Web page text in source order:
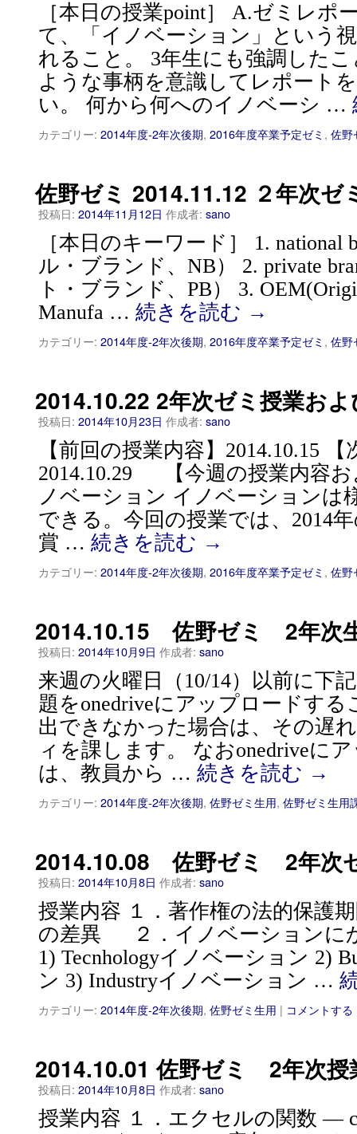
［本日の授業point］ A.ゼミレポ
て、「イノベーション」という
れること。 3年生にも強調した
ような事柄を意識してレポート
い。 何から何へのイノベーシ …
カテゴリー: 2014年度-2年次後期, 2016年度卒業予定ゼミ , 佐野
佐野ゼミ 2014.11.12 ２年次ゼ
投稿日: 2014年11月12日 作成者: sano
［本日のキーワード］ 1. national
ル・ブランド、NB） 2. private
ト・ブランド、PB） 3.
Manufa … 続きを読む →
カテゴリー: 2014年度-2年次後期, 2016年度卒業予定ゼミ , 佐野
2014.10.22 2年次ゼミ授業お
投稿日: 2014年10月23日 作成者: sano
【前回の授業内容】2014.10.15
2014.10.29 【今週の授業内容お
ノベーション イノベーションは
できる。今回の授業では、2014
賞 … 続きを読む →
カテゴリー: 2014年度-2年次後期, 2016年度卒業予定ゼミ , 佐野
2014.10.15 佐野ゼミ 2年次
投稿日: 2014年10月9日 作成者: sano
来週の火曜日（10/14）以前に下
題をonedriveにアップロードす
出できなかった場合は、その遅
ィを課します。 なおonedriveに
は、教員から … 続きを読む →
カテゴリー: 2014年度-2年次後期, 佐野ゼミ生用, 佐野ゼミ生用
2014.10.08 佐野ゼミ 2年次
投稿日: 2014年10月8日 作成者: sano
授業内容 １．著作権の法的保護
の差異 ２．イノベーションに
1) Tecnhologyイノベーション 2)
ン 3) Industryイノベーション …
カテゴリー: 2014年度-2年次後期, 佐野ゼミ生用 | コメントする
2014.10.01 佐野ゼミ 2年次授
投稿日: 2014年10月8日 作成者: sano
授業内容 １．エクセルの関数